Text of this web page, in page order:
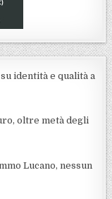
identità e qualità a
oltre metà degli
Lucano, nessun